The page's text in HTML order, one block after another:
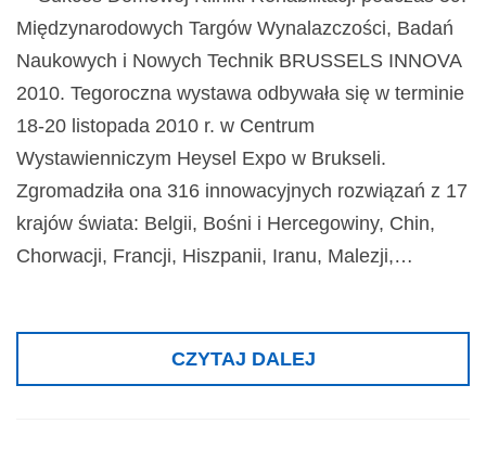
Międzynarodowych Targów Wynalazczości, Badań
Naukowych i Nowych Technik BRUSSELS INNOVA
2010. Tegoroczna wystawa odbywała się w terminie
18-20 listopada 2010 r. w Centrum
Wystawienniczym Heysel Expo w Brukseli.
Zgromadziła ona 316 innowacyjnych rozwiązań z 17
krajów świata: Belgii, Bośni i Hercegowiny, Chin,
Chorwacji, Francji, Hiszpanii, Iranu, Malezji,…
CZYTAJ DALEJ